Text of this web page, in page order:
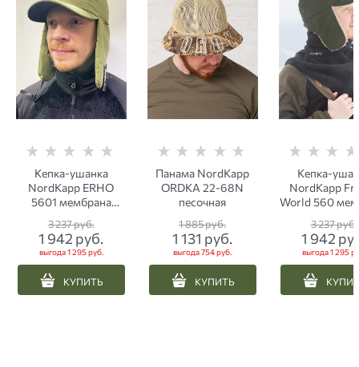
Кепка-ушанка
NordKapp ERHO
5601 мембрана
3 237 руб.
1 942 руб.
выгода1 295 руб.
КУПИТЬ
Панама NordKapp
ORDKA 22-68N
песочная
1 885 руб.
1 131 руб.
выгода754 руб.
КУПИТЬ
Кепка-
NordKapp
World 560
3 237 руб.
1 942
выгода1 295